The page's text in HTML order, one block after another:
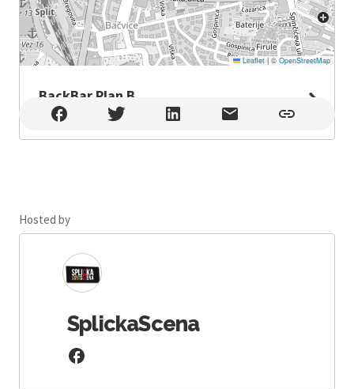
Leaflet |© OpenStreetMap
BackBar Plan B
BackBar Plan B , Split
Hosted by
SplickaScena